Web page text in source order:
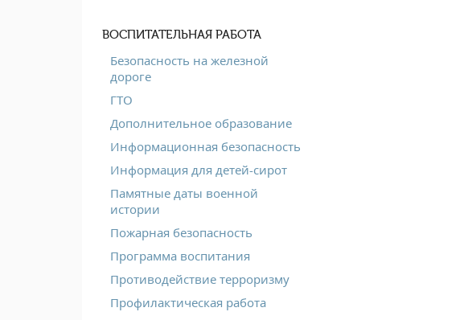
ВОСПИТАТЕЛЬНАЯ РАБОТА
Безопасность на железной
дороге
ГТО
Дополнительное образование
Информационная безопасность
Информация для детей-сирот
Памятные даты военной
истории
Пожарная безопасность
Программа воспитания
Противодействие терроризму
Профилактическая работа